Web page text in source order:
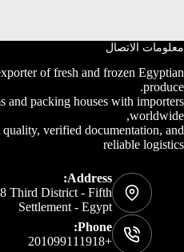
معلومات الاتصال
of fresh and frozen Egyptian
produce.
and packing houses with importers
worldwide,
verified documentation, and
reliable logistics
Address:
Third District - Fifth
Settlement - Egypt
Phone:
+201099111918